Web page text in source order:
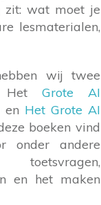
zit: wat moet je
lesmaterialen,
wij twee
HetGrote AI
en Het Grote AI
boeken vind
onder andere
toetsvragen,
en het maken